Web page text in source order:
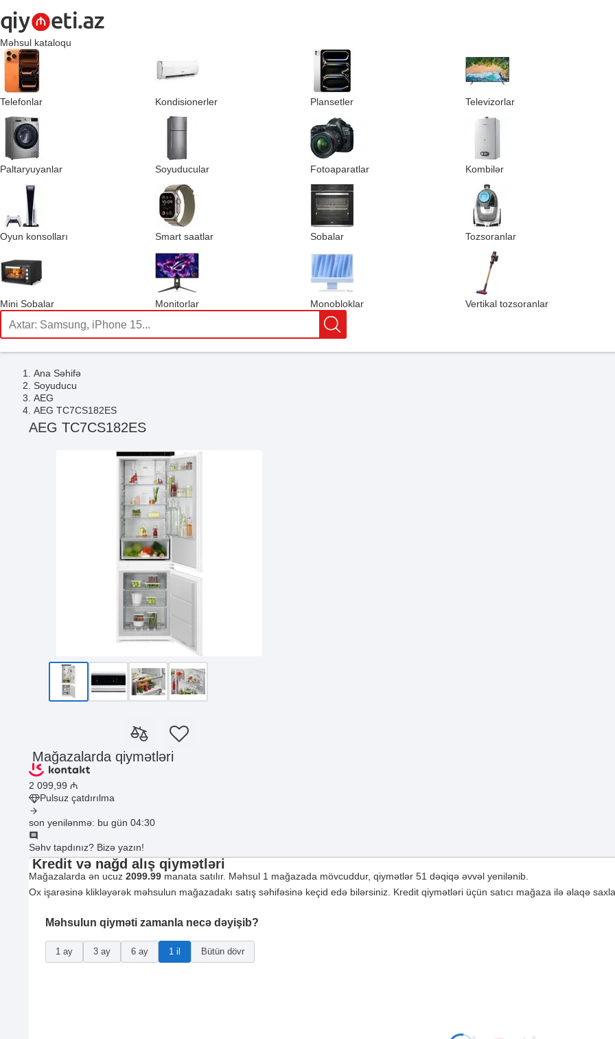
Məhsul kataloqu
Telefonlar Kondisionerler Plansetler Televizorlar
Paltaryuyanlar Soyuducular Fotoaparatlar Kombilər
Oyun konsolları Smart saatlar Sobalar Tozsoranlar
Mini Sobalar Monitorlar Monobloklar Vertikal tozsoranlar
Ana Səhifə
Soyuducu
AEG
AEG TC7CS182ES
AEG TC7CS182ES
Mağazalarda qiymətləri
2 099 ,99 ₼
Pulsuz çatdırılma
son yenilənmə: bu gün 04:30
Səhv tapdınız? Bizə yazın!
Kredit və nağd alış qiymətləri
Mağazalarda ən ucuz 2099.99 manata satılır. Məhsul 1 mağazada mövcuddur, qiymətlər 51 dəqiqə əvvəl yenilənib.
Ox işarəsinə klikləyərək məhsulun mağazadakı satış səhifəsinə keçid edə bilərsiniz. Kredit qiymətləri üçün satıcı mağaza ilə əlaqə
Məhsulun qiyməti zamanla necə dəyişib?
1 ay 3 ay 6 ay 1 il Bütün dövr